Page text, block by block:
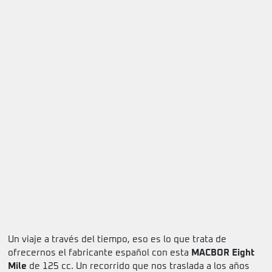
Un viaje a través del tiempo, eso es lo que trata de
ofrecernos el fabricante español con esta MACBOR Eight
Mile de 125 cc. Un recorrido que nos traslada a los años